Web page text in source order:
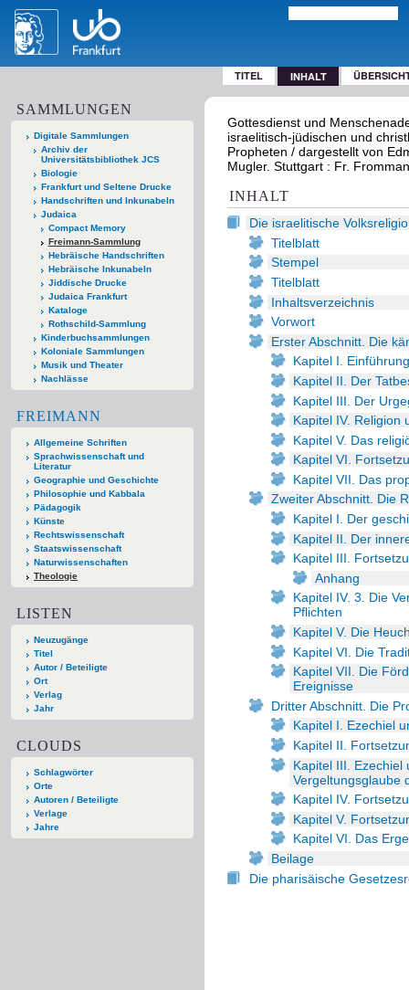
TITEL INHALT
SAMMLUNGEN
Digitale Sammlungen
Archiv der
Universitätsbibliothek JCS
Biologie
Frankfurt und Seltene Drucke
Handschriften und Inkunabeln
Judaica
Compact Memory
Freimann-Sammlung
Hebräische Handschriften
Hebräische Inkunabeln
Jiddische Drucke
Judaica Frankfurt
Kataloge
Rothschild-Sammlung
Kinderbuchsammlungen
Koloniale Sammlungen
Musik und Theater
Nachlässe
FREIMANN
Allgemeine Schriften
Sprachwissenschaft und
Literatur
Geographie und Geschichte
Philosophie und Kabbala
Pädagogik
Künste
Rechtswissenschaft
Staatswissenschaft
Naturwissenschaften
Theologie
LISTEN
Neuzugänge
Titel
Autor / Beteiligte
Ort
Verlag
Jahr
CLOUDS
Schlagwörter
Orte
Autoren / Beteiligte
Verlage
Jahre
Gottesdienst und
israelitisch-jüdischen und
Propheten / dargestellt von
Mugler. Stuttgart : Fr.
INHALT
Die israelitische
Titelblatt
Stempel
Titelblatt
Inhaltsverzeichnis
Vorwort
Erster Abschnitt. Die
Kapitel I. Einführung
Kapitel II. Der
Kapitel III. Der
Kapitel IV. Religion
Kapitel V. Das
Kapitel VI.
Kapitel VII. Das
Zweiter Abschnitt. Die
Kapitel I. Der
Kapitel II. Der
Kapitel III.
Anhang
Kapitel IV. 3. Die
Pflichten
Kapitel V. Die
Kapitel VI. Die
Kapitel VII. Die
Ereignisse
Dritter Abschnitt. Die
Kapitel I. Ezechiel
Kapitel II.
Kapitel III. Ezechiel
Vergeltungsglaube
Kapitel IV.
Kapitel V.
Kapitel VI. Das
Beilage
Die pharisäische